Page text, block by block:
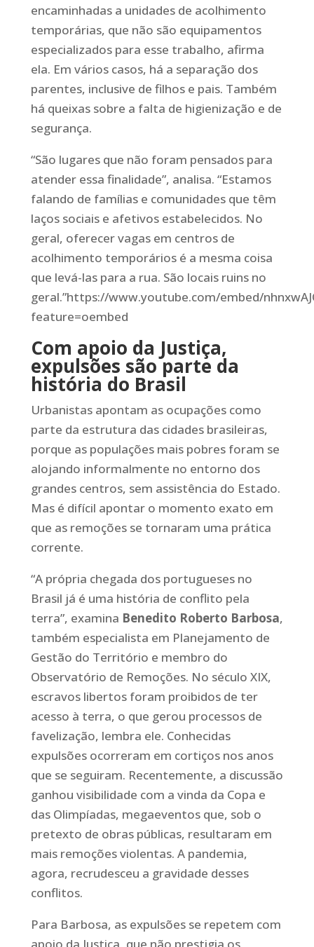
encaminhadas a unidades de acolhimento
temporárias, que não são equipamentos
especializados para esse trabalho, afirma
ela. Em vários casos, há a separação dos
parentes, inclusive de filhos e pais. Também
há queixas sobre a falta de higienização e de
segurança.
“São lugares que não foram pensados para
atender essa finalidade”, analisa. “Estamos
falando de famílias e comunidades que têm
laços sociais e afetivos estabelecidos. No
geral, oferecer vagas em centros de
acolhimento temporários é a mesma coisa
que levá-las para a rua. São locais ruins no
geral.”https://www.youtube.com/embed/
feature=oembed
Com apoio da Justiça,
expulsões são parte da
história do Brasil
Urbanistas apontam as ocupações como
parte da estrutura das cidades brasileiras,
porque as populações mais pobres foram se
alojando informalmente no entorno dos
grandes centros, sem assistência do Estado.
Mas é difícil apontar o momento exato em
que as remoções se tornaram uma prática
corrente.
“A própria chegada dos portugueses no
Brasil já é uma história de conflito pela
terra”, examina Benedito Roberto Barbosa,
também especialista em Planejamento de
Gestão do Território e membro do
Observatório de Remoções. No século XIX,
escravos libertos foram proibidos de ter
acesso à terra, o que gerou processos de
favelização, lembra ele. Conhecidas
expulsões ocorreram em cortiços nos anos
que se seguiram. Recentemente, a discussão
ganhou visibilidade com a vinda da Copa e
das Olimpíadas, megaeventos que, sob o
pretexto de obras públicas, resultaram em
mais remoções violentas. A pandemia,
agora, recrudesceu a gravidade desses
conflitos.
Para Barbosa, as expulsões se repetem com
apoio da Justiça, que não prestigia os